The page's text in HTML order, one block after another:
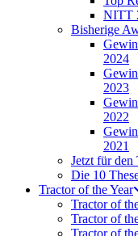
NITT
Bisherige
2024
2023
2022
2021
Jetzt für den
Die 10
Tractor of the Year
Tractor of
Tractor of
Tractor of